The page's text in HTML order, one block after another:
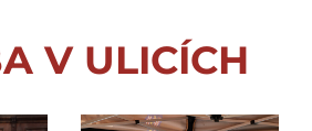
V ULICÍCH